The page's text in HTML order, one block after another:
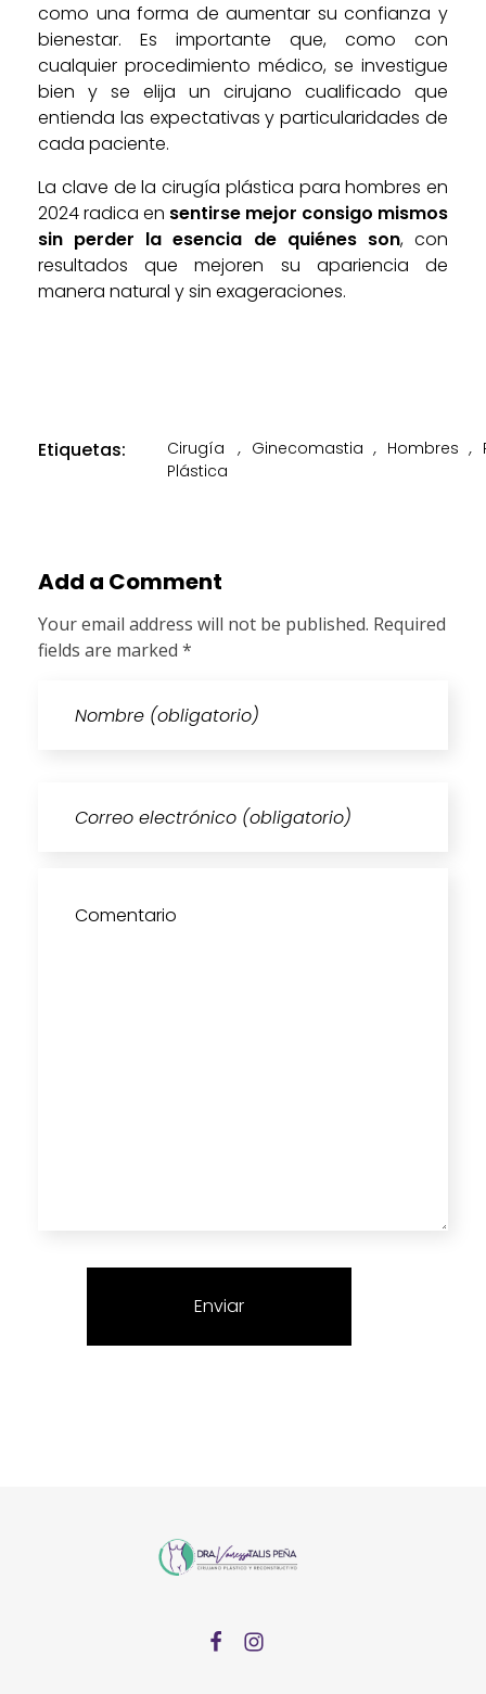
como una forma de aumentar su confianza y
bienestar. Es importante que, como con
cualquier procedimiento médico, se investigue
bien y se elija un cirujano cualificado que
entienda las expectativas y particularidades de
cada paciente.
La clave de la cirugía plástica para hombres en
2024 radica en sentirse mejor consigo mismos
sin perder la esencia de quiénes son, con
resultados que mejoren su apariencia de
manera natural y sin exageraciones.
Etiquetas:
Cirugía
Plástica
, Ginecomastia , Hombres ,
Add a Comment
Your email address will not be published. Required
fields are marked *